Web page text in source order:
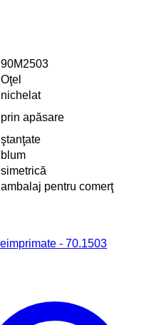
90M2503
Oţel
nichelat
prin apăsare
ştanţate
blum
simetrică
ambalaj pentru comerţ